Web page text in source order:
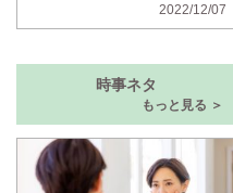
2022/12/07
時事ネタ
もっと見る ＞